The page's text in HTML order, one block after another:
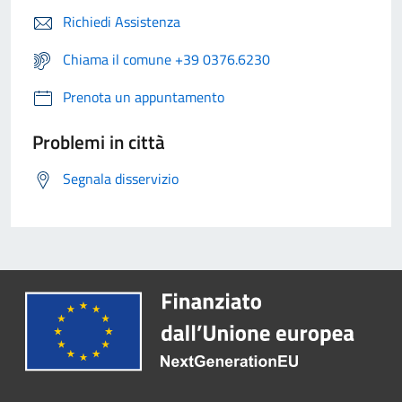
Richiedi Assistenza
Chiama il comune +39 0376.6230
Prenota un appuntamento
Problemi in città
Segnala disservizio